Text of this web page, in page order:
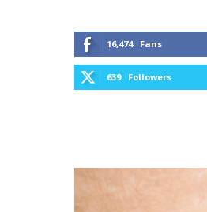
16,474 Fans
639 Followers